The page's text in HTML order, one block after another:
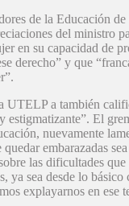
de la Educación
del ministro
en su capacidad de
derecho” y que
UTELP a también
estigmatizante”. El
nuevamente
quedar embarazadas
las dificultades
ya sea desde lo básico
explayarnos en ese